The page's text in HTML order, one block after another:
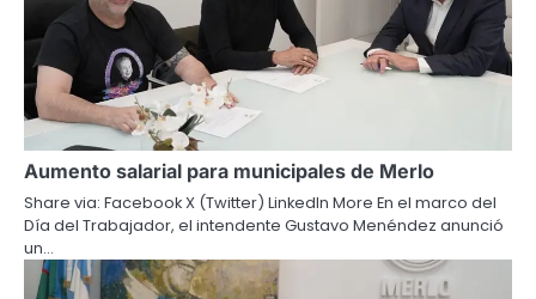
Aumento salarial para municipales de Merlo
Share via: Facebook X (Twitter) LinkedIn More En el marco del
Día del Trabajador, el intendente Gustavo Menéndez anunció
un…